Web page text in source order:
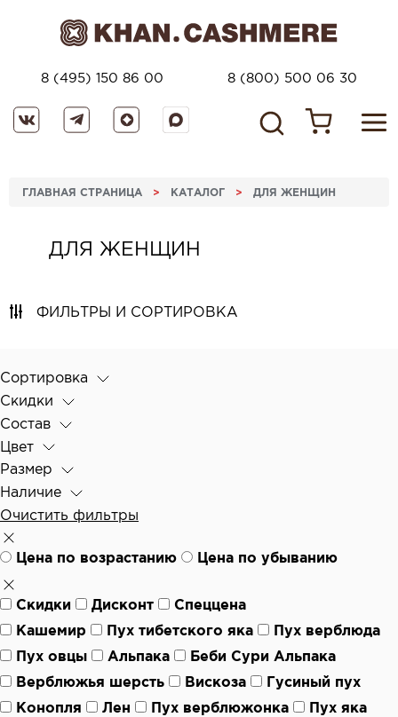
8 (495) 150 86 00 8 (800) 500 06 30
ГЛАВНАЯ СТРАНИЦА > КАТАЛОГ > ДЛЯ ЖЕНЩИН
ДЛЯ ЖЕНЩИН
ФИЛЬТРЫ И СОРТИРОВКА
Сортировка
Скидки
Состав
Цвет
Размер
Наличие
Очистить фильтры
Цена по возрастанию Цена по убыванию
Скидки Дисконт
Спеццена
Кашемир
Пух тибетского яка
Пух верблюда
Пух овцы
Альпака
Беби Сури Альпака
Верблюжья шерсть
Вискоза
Гусиный пух
Конопля
Лен Пух верблюжонка
Пух яка